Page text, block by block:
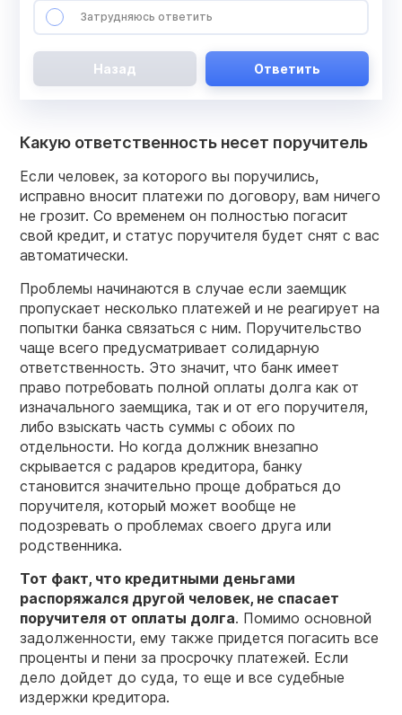
Затрудняюсь ответить
Назад Ответить
Какую ответственность несет поручитель
Если человек, за которого вы поручились,
исправно вносит платежи по договору, вам ничего
не грозит. Со временем он полностью погасит
свой кредит, и статус поручителя будет снят с вас
автоматически.
Проблемы начинаются в случае если заемщик
пропускает несколько платежей и не реагирует на
попытки банка связаться с ним. Поручительство
чаще всего предусматривает солидарную
ответственность. Это значит, что банк имеет
право потребовать полной оплаты долга как от
изначального заемщика, так и от его поручителя,
либо взыскать часть суммы с обоих по
отдельности. Но когда должник внезапно
скрывается с радаров кредитора, банку
становится значительно проще добраться до
поручителя, который может вообще не
подозревать о проблемах своего друга или
родственника.
Тот факт, что кредитными деньгами
распоряжался другой человек, не спасает
поручителя от оплаты долга. Помимо основной
задолженности, ему также придется погасить все
проценты и пени за просрочку платежей. Если
дело дойдет до суда, то еще и все судебные
издержки кредитора.